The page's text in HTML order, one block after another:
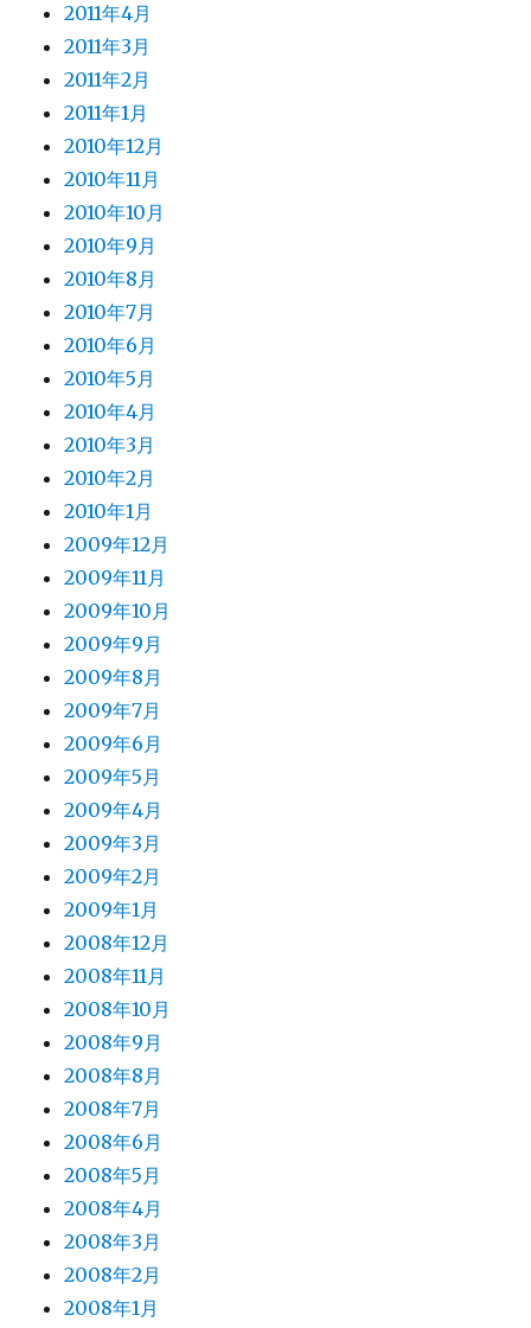
2011年4月
2011年3月
2011年2月
2011年1月
2010年12月
2010年11月
2010年10月
2010年9月
2010年8月
2010年7月
2010年6月
2010年5月
2010年4月
2010年3月
2010年2月
2010年1月
2009年12月
2009年11月
2009年10月
2009年9月
2009年8月
2009年7月
2009年6月
2009年5月
2009年4月
2009年3月
2009年2月
2009年1月
2008年12月
2008年11月
2008年10月
2008年9月
2008年8月
2008年7月
2008年6月
2008年5月
2008年4月
2008年3月
2008年2月
2008年1月